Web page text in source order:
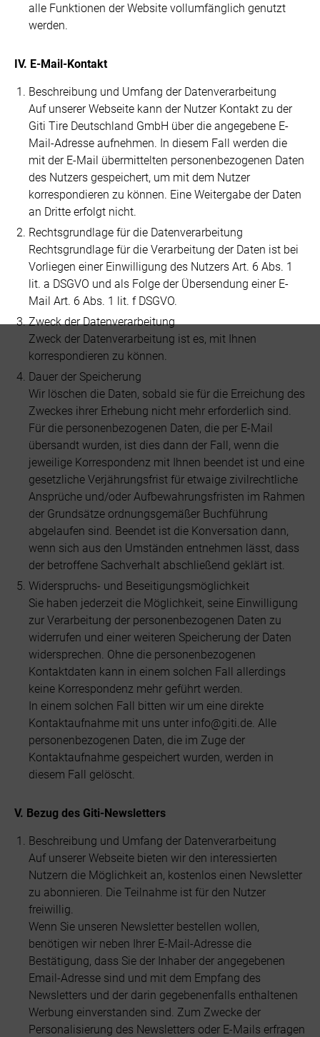
alle Funktionen der Website vollumfänglich genutzt
werden.
IV. E-Mail-Kontakt
Beschreibung und Umfang der Datenverarbeitung
Auf unserer Webseite kann der Nutzer Kontakt zu der
Giti Tire Deutschland GmbH über die angegebene E-
Mail-Adresse aufnehmen. In diesem Fall werden die
mit der E-Mail übermittelten personenbezogenen Daten
des Nutzers gespeichert, um mit dem Nutzer
korrespondieren zu können. Eine Weitergabe der Daten
an Dritte erfolgt nicht.
Rechtsgrundlage für die Datenverarbeitung
Rechtsgrundlage für die Verarbeitung der Daten ist bei
Vorliegen einer Einwilligung des Nutzers Art. 6 Abs. 1
lit. a DSGVO und als Folge der Übersendung einer E-
Mail Art. 6 Abs. 1 lit. f DSGVO.
Zweck der Datenverarbeitung
Zweck der Datenverarbeitung ist es, mit Ihnen
korrespondieren zu können.
Dauer der Speicherung
Wir löschen die Daten, sobald sie für die Erreichung des
Zweckes ihrer Erhebung nicht mehr erforderlich sind.
Für die personenbezogenen Daten, die per E-Mail
übersandt wurden, ist dies dann der Fall, wenn die
jeweilige Korrespondenz mit Ihnen beendet ist und eine
gesetzliche Verjährungsfrist für etwaige zivilrechtliche
Ansprüche und/oder Aufbewahrungsfristen im Rahmen
der Grundsätze ordnungsgemäßer Buchführung
abgelaufen sind. Beendet ist die Konversation dann,
wenn sich aus den Umständen entnehmen lässt, dass
der betroffene Sachverhalt abschließend geklärt ist.
Widerspruchs- und Beseitigungsmöglichkeit
Sie haben jederzeit die Möglichkeit, seine Einwilligung
zur Verarbeitung der personenbezogenen Daten zu
widerrufen und einer weiteren Speicherung der Daten
widersprechen. Ohne die personenbezogenen
Kontaktdaten kann in einem solchen Fall allerdings
keine Korrespondenz mehr geführt werden.
In einem solchen Fall bitten wir um eine direkte
Kontaktaufnahme mit uns unter info@giti.de. Alle
personenbezogenen Daten, die im Zuge der
Kontaktaufnahme gespeichert wurden, werden in
diesem Fall gelöscht.
V. Bezug des Giti-Newsletters
Beschreibung und Umfang der Datenverarbeitung
Auf unserer Webseite bieten wir den interessierten
Nutzern die Möglichkeit an, kostenlos einen Newsletter
zu abonnieren. Die Teilnahme ist für den Nutzer
freiwillig.
Wenn Sie unseren Newsletter bestellen wollen,
benötigen wir neben Ihrer E-Mail-Adresse die
Bestätigung, dass Sie der Inhaber der angegebenen
Email-Adresse sind und mit dem Empfang des
Newsletters und der darin gegebenenfalls enthaltenen
Werbung einverstanden sind. Zum Zwecke der
Personalisierung des Newsletters oder E-Mails erfragen